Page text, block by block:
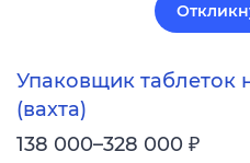
Упаковщик таблеток
(вахта)
138 000–328 000 ₽